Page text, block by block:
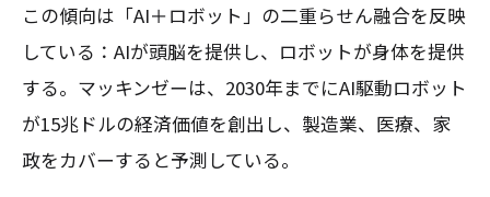
この傾向は「AI＋ロボット」の二重らせん融合を反映
している：AIが頭脳を提供し、ロボットが身体を提供
する。マッキンゼーは、2030年までにAI駆動ロボット
が15兆ドルの経済価値を創出し、製造業、医療、家
政をカバーすると予測している。